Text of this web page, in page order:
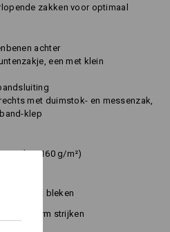
zakken voor optimaal
achter
een met klein
met duimstok- en messenzak,
klep
(ca. 160 g/m²)
Niet bleken
Warm strijken